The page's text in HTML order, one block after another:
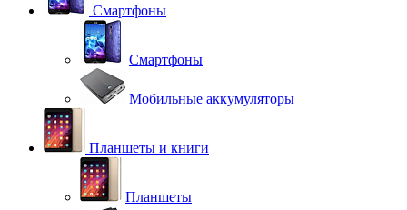
Смартфоны
Смартфоны
Мобильные аккумуляторы
Планшеты и книги
Планшеты